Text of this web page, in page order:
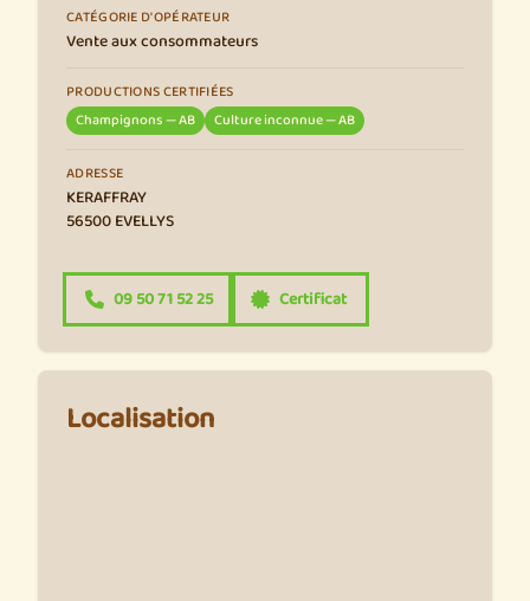
CATÉGORIE D'OPÉRATEUR
Vente aux consommateurs
PRODUCTIONS CERTIFIÉES
Champignons — AB
Culture inconnue — AB
ADRESSE
KERAFFRAY
56500 EVELLYS
09 50 71 52 25 Certificat
Localisation